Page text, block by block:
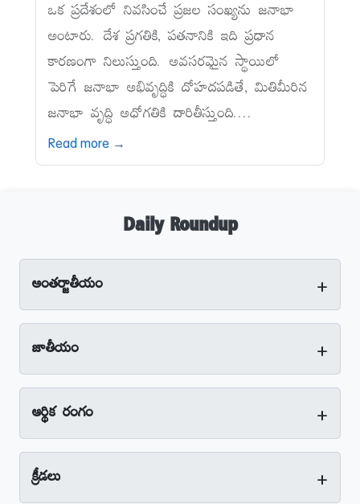
ఒక ప్రదేశంలో నివసించే ప్రజల సంఖ్యను జనాభా
అంటారు. దేశ ప్రగతికి, పతనానికి ఇది ప్రధాన
కారణంగా నిలుస్తుంది. అవసరమైన స్థాయిలో
పెరిగే జనాభా అభివృద్ధికి దోహదపడితే, మితిమీరిన
జనాభా వృద్ధి అధోగతికి దారితీస్తుంది....
Read more →
Daily Roundup
అంతర్జాతీయం +
జాతీయం +
ఆర్థిక రంగం +
క్రీడలు +